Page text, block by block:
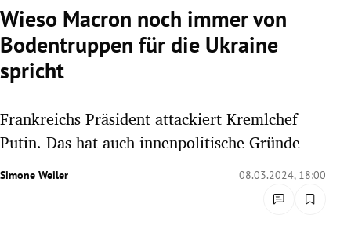
Untermenü
Untermenü
Untermenü
Untermenü
Wieso Macron noch immer von
Bodentruppen für die Ukraine
spricht
Frankreichs Präsident attackiert Kremlchef
Putin. Das hat auch innenpolitische Gründe
Simone Weiler 08.03.2024, 18:00